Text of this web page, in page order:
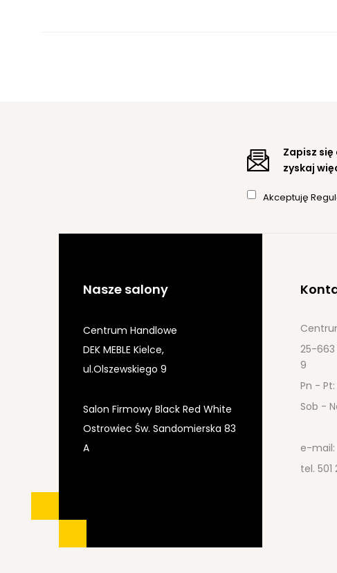
Zapisz
zyskaj
Akceptuję
Nasze salony
Centrum Handlowe
DEK MEBLE Kielce,
ul.Olszewskiego 9
Salon Firmowy Black Red White
Ostrowiec Św. Sandomierska 83
A
25-663
9
Pn - Pt:
Sob -
e-mail:
tel.